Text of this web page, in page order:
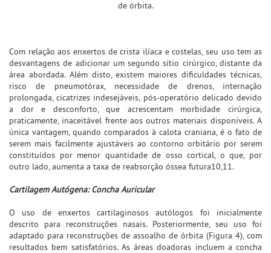
de órbita.
Com relação aos enxertos de crista ilíaca e costelas, seu uso tem as
desvantagens de adicionar um segundo sítio cirúrgico, distante da
área abordada. Além disto, existem maiores dificuldades técnicas,
risco de pneumotórax, necessidade de drenos, internação
prolongada, cicatrizes indesejáveis, pós-operatório delicado devido
a dor e desconforto, que acrescentam morbidade cirúrgica,
praticamente, inaceitável frente aos outros materiais disponíveis. A
única vantagem, quando comparados à calota craniana, é o fato de
serem mais facilmente ajustáveis ao contorno orbitário por serem
constituídos por menor quantidade de osso cortical, o que, por
outro lado, aumenta a taxa de reabsorção óssea futura10,11.
Cartilagem Autógena: Concha Auricular
O uso de enxertos cartilaginosos autólogos foi inicialmente
descrito para reconstruções nasais. Posteriormente, seu uso foi
adaptado para reconstruções de assoalho de órbita (Figura 4), com
resultados bem satisfatórios. As áreas doadoras incluem a concha